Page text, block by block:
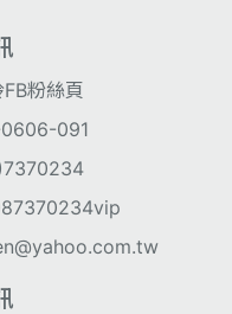
粉絲頁
091